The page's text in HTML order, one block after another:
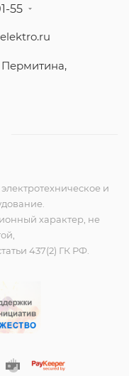
55
Пермитина,
и
характер, не
437(2) ГК РФ.